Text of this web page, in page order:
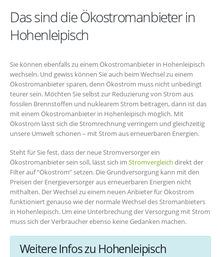
Das sind die Ökostromanbieter in
Hohenleipisch
Sie können ebenfalls zu einem Ökostromanbieter in Hohenleipisch
wechseln. Und gewiss können Sie auch beim Wechsel zu einem
Ökostromanbieter sparen, denn Ökostrom muss nicht unbedingt
teurer sein. Möchten Sie selbst zur Reduzierung von Strom aus
fossilen Brennstoffen und nuklearem Strom beitragen, dann ist das
mit einem Ökostromanbieter in Hohenleipisch möglich. Mit
Ökostrom lässt sich die Stromrechnung verringern und gleichzeitig
unsere Umwelt schonen – mit Strom aus erneuerbaren Energien.
Steht für Sie fest, dass der neue Stromversorger ein
Ökostromanbieter sein soll, lässt sich im Stromvergleich direkt der
Filter auf “Ökostrom” setzen. Die Grundversorgung kann mit den
Preisen der Energieversorger aus erneuerbaren Energien nicht
mithalten. Der Wechsel zu einem neuen Anbieter für Ökostrom
funktioniert genauso wie der normale Wechsel des Stromanbieters
in Hohenleipisch. Um eine Unterbrechung der Versorgung mit Strom
muss sich der Verbraucher ebenso keine Gedanken machen.
Weitere Infos zu Hohenleipisch